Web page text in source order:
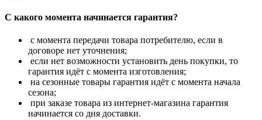
С какого момента начинается гарантия?
с момента передачи товара потребителю, если в
договоре нет уточнения;
если нет возможности установить день покупки, то
гарантия идёт с момента изготовления;
на сезонные товары гарантия идёт с момента начала
сезона;
при заказе товара из интернет-магазина гарантия
начинается со дня доставки.